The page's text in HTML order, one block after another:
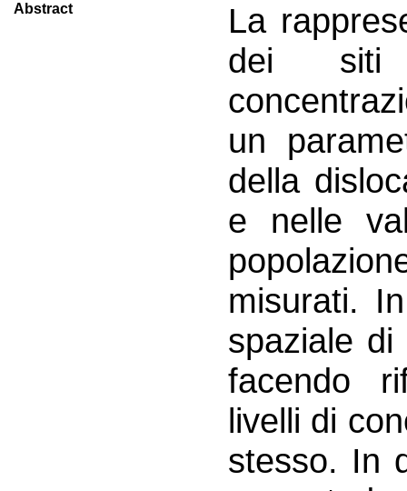
Abstract
La
dei siti
un
della
e nelle
misurati.
spaziale
facendo
livelli di
stesso. In